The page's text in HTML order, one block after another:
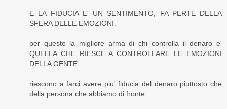
E LA FIDUCIA E' UN SENTIMENTO, FA PERTE DELLA
SFERA DELLE EMOZIONI.
per questo la migliore arma di chi controlla il denaro e'
QUELLA CHE RIESCE A CONTROLLARE LE EMOZIONI
DELLA GENTE.
riescono a farci avere piu' fiducia del denaro piuttosto che
della persona che abbiamo di fronte.